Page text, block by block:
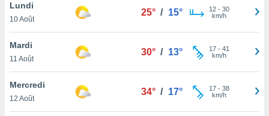
le
ainsi
un
la
du
Lundi
10 Août
25° / 15° 12- 30
km/h
Mardi
11 Août
30° / 13° 17- 41
km/h
Mercredi
12 Août
34° / 17° 17- 38
km/h